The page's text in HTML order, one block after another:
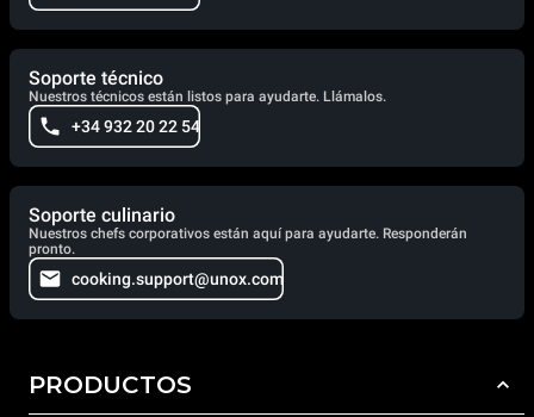
Soporte técnico
Nuestros técnicos están listos para ayudarte. Llámalos.
+34 932 20 22 54
Soporte culinario
Nuestros chefs corporativos están aquí para ayudarte. Responderán
pronto.
cooking.support@unox.com
PRODUCTOS